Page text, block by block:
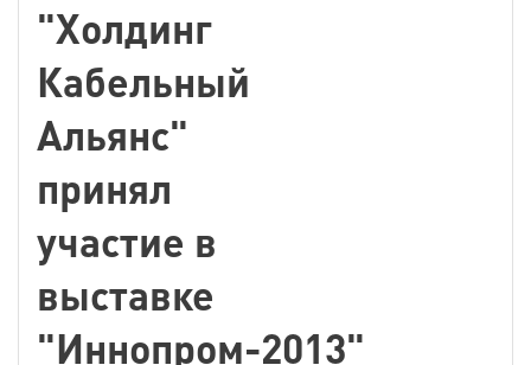
"Холдинг
Кабельный
Альянс"
принял
участие в
выставке
"Иннопром-2013"